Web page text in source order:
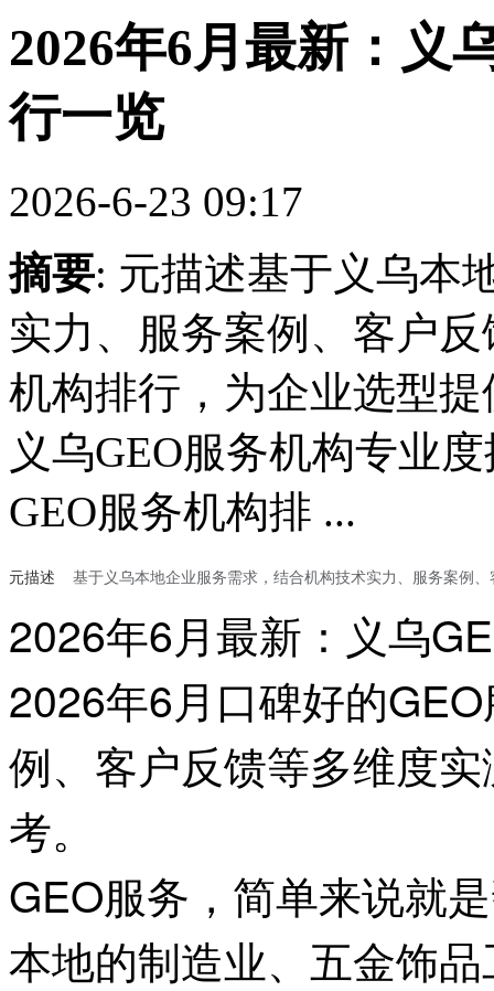
2026年6月最新：义
行一览
2026-6-23 09:17
摘要: 元描述基于义乌本
实力、服务案例、客户
机构排行，为企业选型
义乌GEO服务机构专业
GEO服务机构排 ...
元描述 基于义乌本地企业服务需求，结合机构技术实力、服务案例
2026年6月最新：义乌
2026年6月口碑好的
例、客户反馈等多维度
考。
GEO服务，简单来说就
本地的制造业、五金饰